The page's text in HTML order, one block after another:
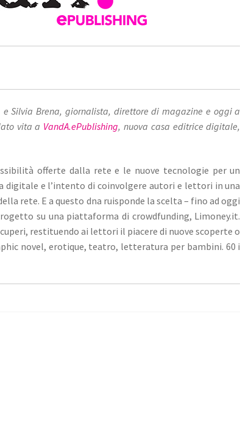
Silvia Brena, giornalista, direttore di magazine e oggi a
vita a VandA.ePublishing, nuova casa editrice digitale,
offerte dalla rete e le nuove tecnologie per un
digitale e l’intento di coinvolgere autori e lettori in una
rete. E a questo dna ruisponde la scelta – fino ad oggi
su una piattaforma di crowdfunding, Limoney.it.
restituendo ai lettori il piacere di nuove scoperte o
novel, erotique, teatro, letteratura per bambini. 60 i